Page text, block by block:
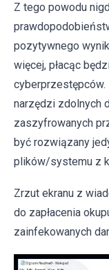
Z tego powodu
pozytywnego
więcej, płacąc
cyberprzestępców.
narzędzi zdolnych
zaszyfrowanych
być rozwiązany
plików/systemu z
Zrzut ekranu z
do zapłacenia
zainfekowanych